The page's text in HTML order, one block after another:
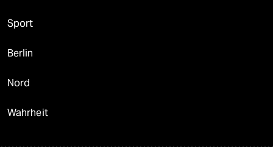
Sport
Berlin
Nord
Wahrheit